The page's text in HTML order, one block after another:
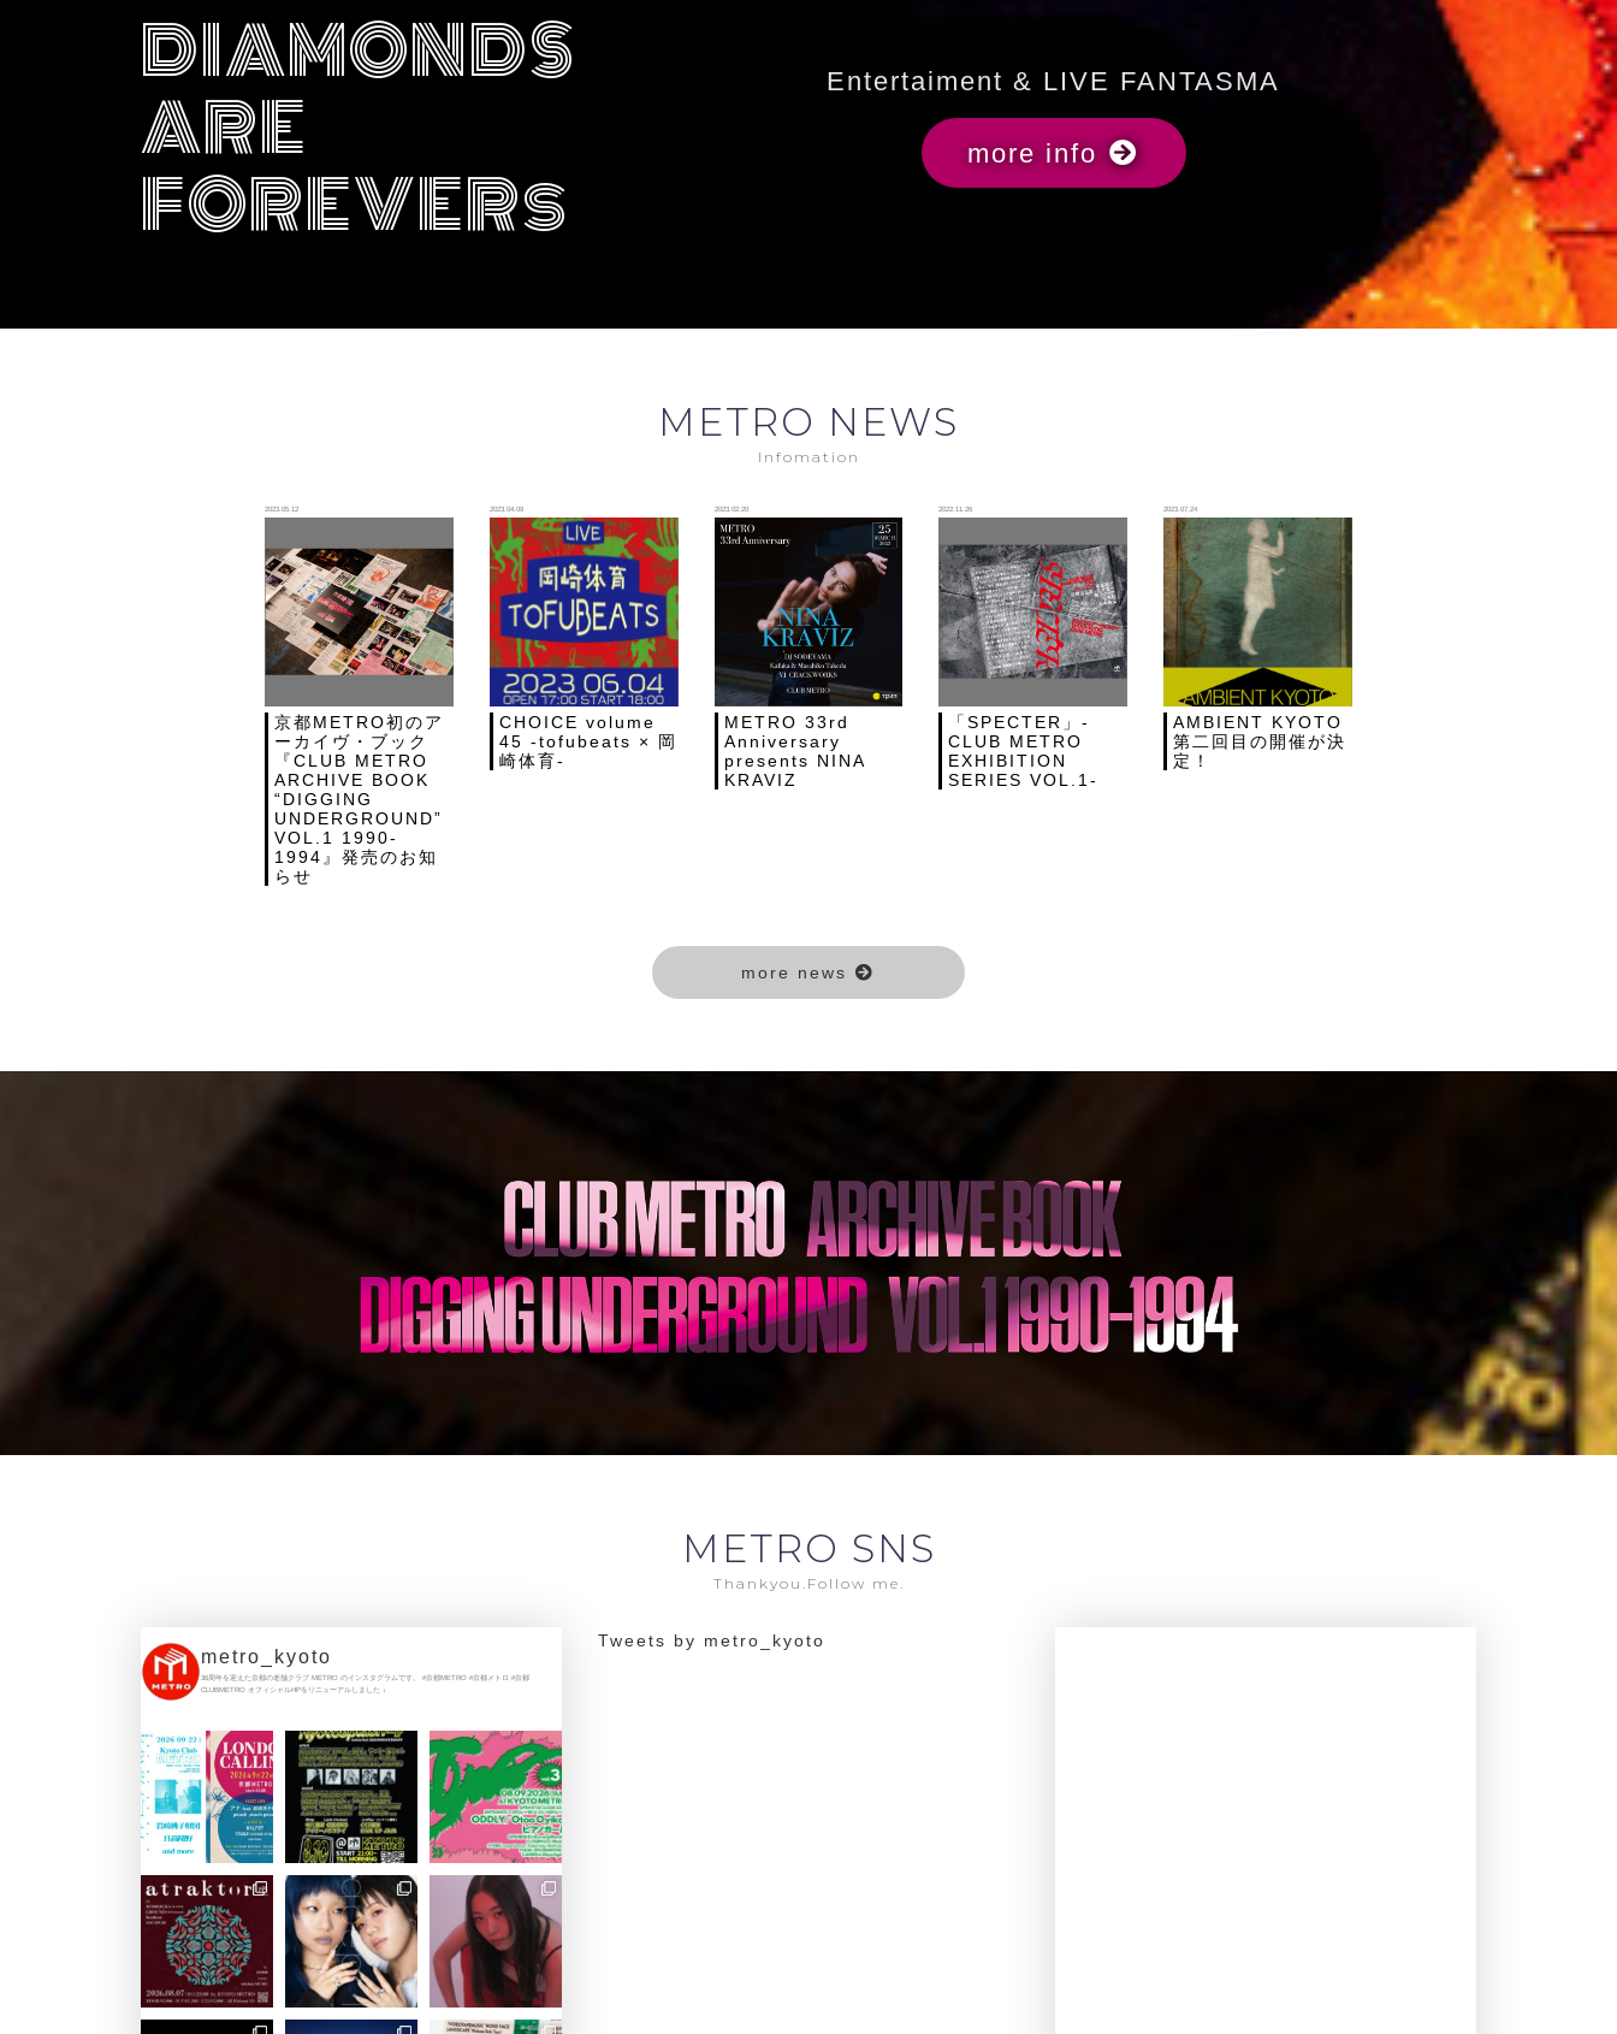
DIAMONDS
ARE
FOREVERs
Entertaiment & LIVE FANTASMA
more info
METRO NEWS
Infomation
2023.05.12
京都METRO初のア
ーカイヴ・ブック
『CLUB METRO
ARCHIVE BOOK
“DIGGING
UNDERGROUND”
VOL.1 1990-
1994』発売のお知
らせ
2023.04.09
CHOICE volume
45 -tofubeats × 岡
崎体育-
2023.02.20
METRO 33rd
Anniversary
presents NINA
KRAVIZ
2022.11.26
「SPECTER」-
CLUB METRO
EXHIBITION
SERIES VOL.1-
2023.07.24
AMBIENT KYOTO
第二回目の開催が決
定！
more news
METRO SNS
Thankyou.Follow me.
metro_kyoto
36周年を迎えた京都の老舗クラブ METRO のインスタグラムです。
#京都METRO #京都メトロ #京都
CLUBMETRO オフィシャルHPをリニューアルしました ↓
Tweets by metro_kyoto